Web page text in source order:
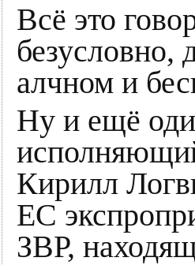
Всё это
безусловно,
алчном и
Ну и ещё
Кирилл
ЕС
ЗВР,